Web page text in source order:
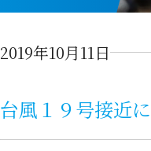
2019年10月11日
台風１９号接近